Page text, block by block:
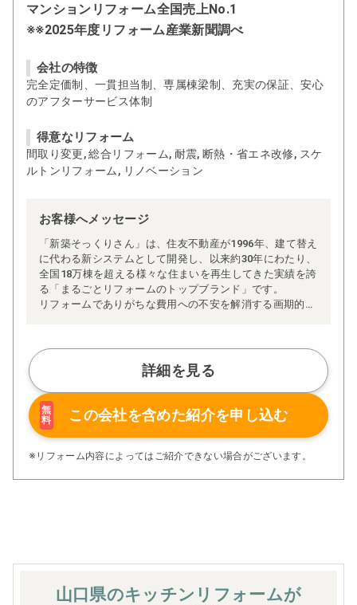
マンションリフォーム全国売上No.1
※※2025年度リフォーム産業新聞調べ
会社の特徴
完全定価制、一貫担当制、専属棟梁制、充実の保証、安心
のアフターサービス体制
得意なリフォーム
間取り変更, 総合リフォーム, 耐震, 断熱・省エネ改修, スケ
ルトンリフォーム, リノベーション
お客様へメッセージ
「新築そっくりさん」は、住友不動産が1996年、建て替え
に代わる新システムとして開発し、以来約30年にわたり、
全国18万棟を超える様々な住まいを再生してきた実績を誇
る「まるごとリフォームのトップブランド」です。
リフォームでありがちな費用への不安を解消する画期的な
ム」、経験豊かなセールスエンジニアによる「一貫担当
制」などが高い信頼を得ています。
また、大規模リフォームに習熟した施工管理者が現場を統
括する「専属棟梁制」、豊富な実績に裏付けられた充実の
施工マニュアルや検査体制により高い施工品質を実現。
さらに、住友不動産のリフォームならではの充実の保証、
アフターサービス体制で工事後も安心です。
ぜひ、あなたの大切なお住まいの再生を私たちにお任せく
詳細を見る
無
料
この会社を含めた紹介を申し込む
※リフォーム内容によってはご紹介できない場合がございます。
山口県のキッチン リフォームが